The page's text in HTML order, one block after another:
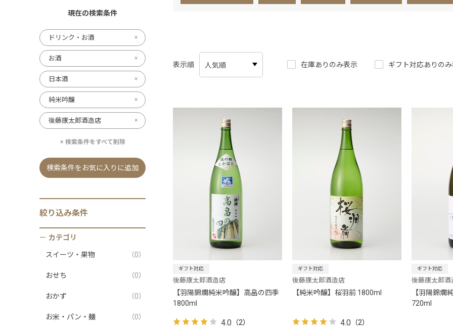
表示順 在庫ありのみ表示 ギフト対応ありの
ギフト対応
後藤康太郎酒造店
【羽陽錦爛純米吟醸】高畠の四季
1800ml
4.0 （2）
ギフト対応
後藤康太郎酒造店
【純米吟醸】桜羽前 1800ml
4.0 （2）
ギフト対応
後藤康太郎酒
【羽陽錦爛
720ml
現在の検索条件
ドリンク・お酒
お酒
日本酒
純米吟醸
後藤康太郎酒造店
検索条件をすべて削除
検索条件をお気に入りに追加
絞り込み条件
カテゴリ
スイーツ・果物 （0）
おせち （0）
おかず （0）
お米・パン・麺 （0）